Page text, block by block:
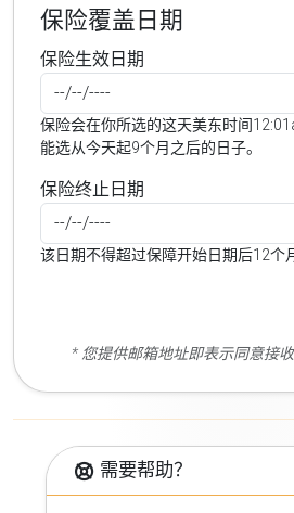
保险覆盖日期
保险生效日期
保险会在你所选的这天美东时间
能选从今天起9个月之后的日子。
保险终止日期
该日期不得超过保障开始日期后12个
* 您提供邮箱地址即表示同意接
需要帮助？